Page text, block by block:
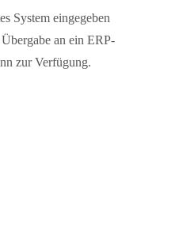
System eingegeben
an ein ERP-
zur Verfügung.